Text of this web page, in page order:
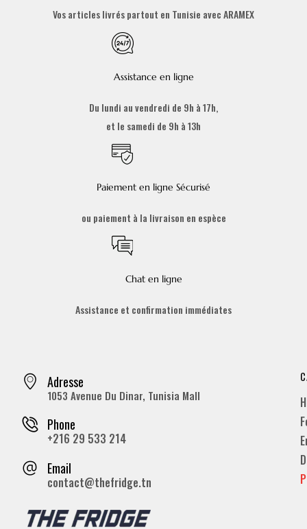
Vos articles livrés partout en Tunisie avec ARAMEX
Assistance en ligne
Du lundi au vendredi de 9h à 17h,
et le samedi de 9h à 13h
Paiement en ligne Sécurisé
ou paiement à la livraison en espèce
Chat en ligne
Assistance et confirmation immédiates
Adresse
1053 Avenue Du Dinar, Tunisia Mall
Phone
+216 29 533 214
Email
contact@thefridge.tn